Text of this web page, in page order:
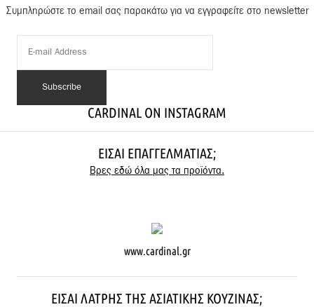
Συμπληρώστε το email σας παρακάτω για να εγγραφείτε στο newsletter
CARDINAL ON INSTAGRAM
ΕΊΣΑΙ ΕΠΑΓΓΕΛΜΑΤΊΑΣ;
Βρες εδώ όλα μας τα προϊόντα.
www.cardinal.gr
ΕΊΣΑΙ ΛΆΤΡΗΣ ΤΗΣ ΑΣΙΑΤΙΚΉΣ ΚΟΥΖΊΝΑΣ;